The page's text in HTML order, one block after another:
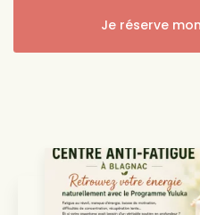
Je réserve